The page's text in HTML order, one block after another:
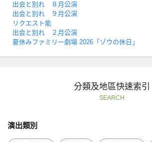
出会と別れ ８月公演
出会と別れ ９月公演
リクエスト能
出会と別れ ２月公演
夏休みファミリー劇場 2026「ゾウの休日」
分類及地區快速索引
SEARCH
演出類別